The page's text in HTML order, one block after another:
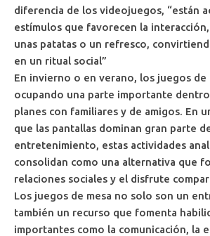
diferencia de los videojuegos, “están
estímulos que favorecen la
unas patatas o un refresco,
en un ritual social”
En invierno o en verano, los juegos de
ocupando una parte importante
planes con familiares y de amigos. En
que las pantallas dominan gran parte
entretenimiento, estas actividades
consolidan como una alternativa que
relaciones sociales y el disfrute
Los juegos de mesa no solo son un
también un recurso que fomenta
importantes como la comunicación, la